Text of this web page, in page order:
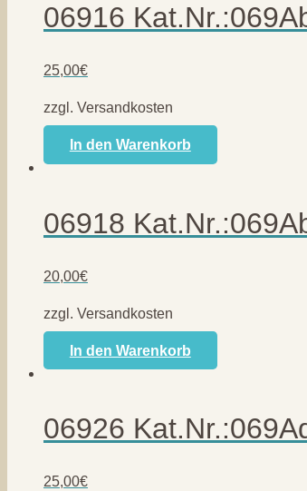
06916
25,00€
zzgl. Versandkosten
In den Warenkorb
06918
20,00€
zzgl. Versandkosten
In den Warenkorb
06926
25,00€